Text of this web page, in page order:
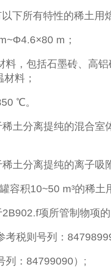
以下所有特性的稀土用
m；
料，包括石墨砖、高
料；
℃。
稀土分离提纯的混合室
稀土分离提纯的离子吸
容积10~50 m³的稀
2B902.f项所管制物项
考税则号列：
列：84799090）;